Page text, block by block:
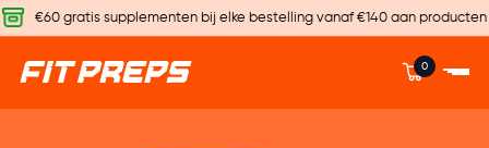
€60 gratis supplementen bij elke bestelling vanaf €140 aan producten
0